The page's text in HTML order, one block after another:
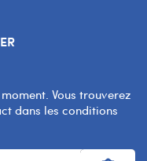
Vous trouverez
dans les conditions